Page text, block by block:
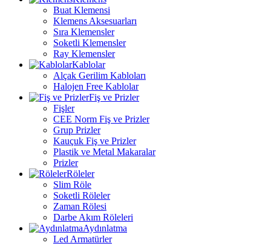
Buat Klemensi
Klemens Aksesuarları
Sıra Klemensler
Soketli Klemensler
Ray Klemensler
Kablolar
Alçak Gerilim Kabloları
Halojen Free Kablolar
Fiş ve Prizler
Fişler
CEE Norm Fiş ve Prizler
Grup Prizler
Kauçuk Fiş ve Prizler
Plastik ve Metal Makaralar
Prizler
Röleler
Slim Röle
Soketli Röleler
Zaman Rölesi
Darbe Akım Röleleri
Aydınlatma
Led Armatürler